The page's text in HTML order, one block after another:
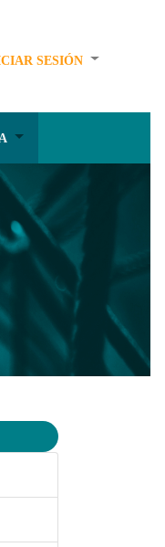
SESIÓN